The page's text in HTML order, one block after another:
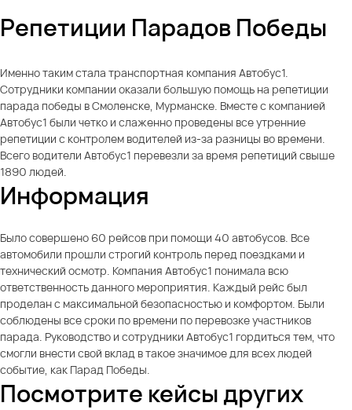
Репетиции Парадов Победы
Именно таким стала транспортная компания Автобус1.
Сотрудники компании оказали большую помощь на репетиции
парада победы в Смоленске, Мурманске. Вместе с компанией
Автобус1 были четко и слаженно проведены все утренние
репетиции с контролем водителей из-за разницы во времени.
Всего водители Автобус1 перевезли за время репетиций свыше
1890 людей.
Информация
Было совершено 60 рейсов при помощи 40 автобусов. Все
автомобили прошли строгий контроль перед поездками и
технический осмотр. Компания Автобус1 понимала всю
ответственность данного мероприятия. Каждый рейс был
проделан с максимальной безопасностью и комфортом. Были
соблюдены все сроки по времени по перевозке участников
парада. Руководство и сотрудники Автобус1 гордиться тем, что
смогли внести свой вклад в такое значимое для всех людей
событие, как Парад Победы.
Посмотрите кейсы других